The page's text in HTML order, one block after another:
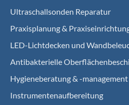
Ultraschallsonden Reparatur
Praxisplanung &
LED-Lichtdecken und
Antibakterielle
Hygieneberatung & -management
Instrumentenaufbereitung